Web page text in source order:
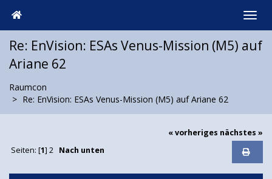
Re: EnVision: ESAs Venus-Mission (M5) auf
Ariane 62
Raumcon
Re: EnVision: ESAs Venus-Mission (M5) auf Ariane 62
« vorheriges nächstes »
Seiten: [1] 2 Nach unten